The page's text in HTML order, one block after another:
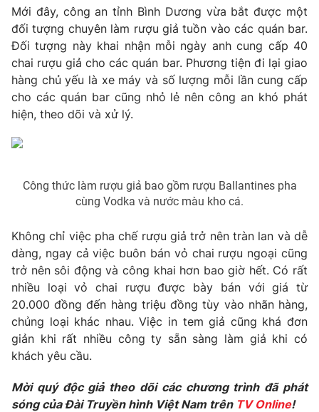
Phim VTV
Hậu trường
Nhân vật
Khán giả
Giải sao mai
Giải trí
Điện ảnh
Âm nhạc
Sao
Đời sống
Du lịch
Làm đẹp
Chất lượng cuộc sống
Giáo dục
Công nghệ
Thị trường
Tư vấn
Giao lưu trực tuyến
Chuyên mục khác
Emagazine Podcast
Photo Infographic
Video Shorts video
Mới đây, công an tỉnh Bình Dương vừa bắt được một
đối tượng chuyên làm rượu giả tuồn vào các quán bar.
Đối tượng này khai nhận mỗi ngày anh cung cấp 40
chai rượu giả cho các quán bar. Phương tiện đi lại giao
hàng chủ yếu là xe máy và số lượng mỗi lần cung cấp
cho các quán bar cũng nhỏ lẻ nên công an khó phát
hiện, theo dõi và xử lý.
Công thức làm rượu giả bao gồm rượu Ballantines pha
cùng Vodka và nước màu kho cá.
Không chỉ việc pha chế rượu giả trở nên tràn lan và dễ
dàng, ngay cả việc buôn bán vỏ chai rượu ngoại cũng
trở nên sôi động và công khai hơn bao giờ hết. Có rất
nhiều loại vỏ chai rượu được bày bán với giá từ
20.000 đồng đến hàng triệu đồng tùy vào nhãn hàng,
chủng loại khác nhau. Việc in tem giả cũng khá đơn
giản khi rất nhiều công ty sẵn sàng làm giả khi có
khách yêu cầu.
Mời quý độc giả theo dõi các chương trình đã phát
sóng của Đài Truyền hình Việt Nam trên TV Online!